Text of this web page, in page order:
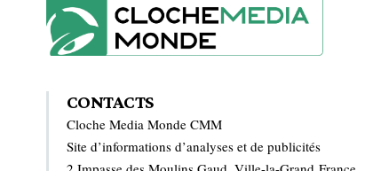
CONTACTS
Cloche Media Monde CMM
Site d’informations d’analyses et de publicités